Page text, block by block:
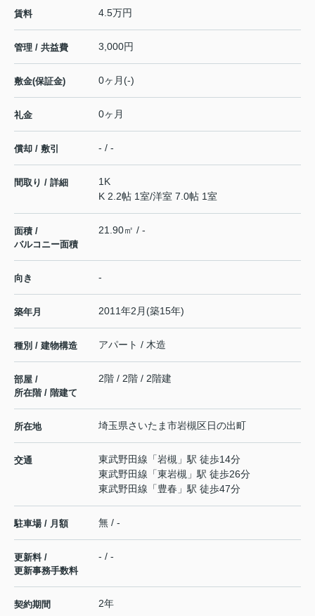
賃料 4.5万円
管理 / 共益費 3,000円
敷金(保証金) 0ヶ月(-)
礼金 0ヶ月
償却 / 敷引 - / -
間取り / 詳細
1K
K 2.2帖 1室/洋室 7.0帖 1室
面積 /
バルコニー面積
21.90㎡ / -
向き -
築年月 2011年2月(築15年)
種別 / 建物構造 アパート / 木造
部屋 /
所在階 / 階建て
2階 / 2階 / 2階建
所在地 埼玉県さいたま市岩槻区日の出町
交通 東武野田線 「岩槻 」駅 徒歩14分
東武野田線 「東岩槻 」駅 徒歩26分
東武野田線 「豊春 」駅 徒歩47分
駐車場 / 月額 無 / -
更新料 /
更新事務手数料
- / -
契約期間 2年